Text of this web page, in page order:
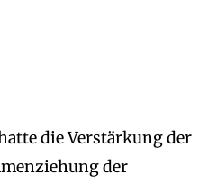
hatte die Verstärkung der
der